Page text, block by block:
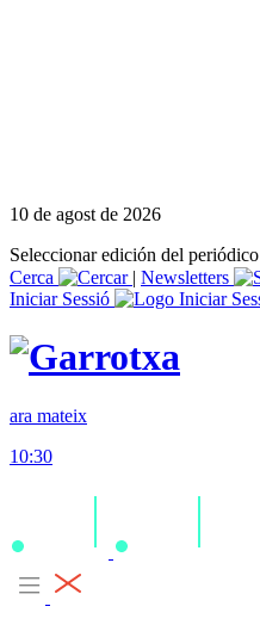
10 de agost de 2026
Seleccionar edición del periódico
Cerca
| Newsletters
Iniciar Sessió
ara mateix
10:30